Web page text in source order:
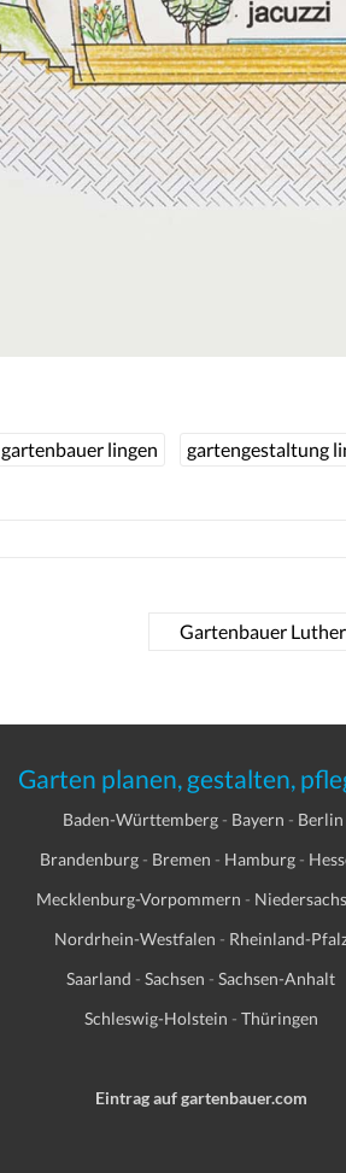
gartenbauer lingen gartengestaltung
Gartenbauer
Garten planen, gestalten,
Baden-Württemberg- Bayern - Berlin
Brandenburg- Bremen - Hamburg-
Mecklenburg-Vorpommern -
Nordrhein-Westfalen - Rheinland-
Saarland -Sachsen -Sachsen-Anhalt
Schleswig-Holstein - Thüringen
Eintrag auf gartenbauer.com